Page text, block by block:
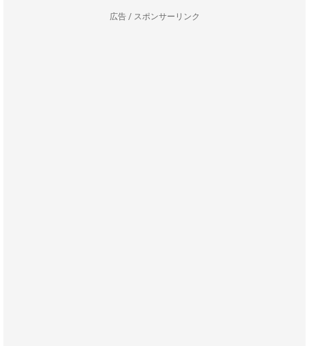
広告 / スポンサーリンク